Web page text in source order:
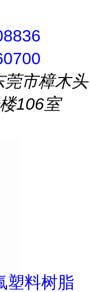
莞市樟木头
106室
塑料树脂